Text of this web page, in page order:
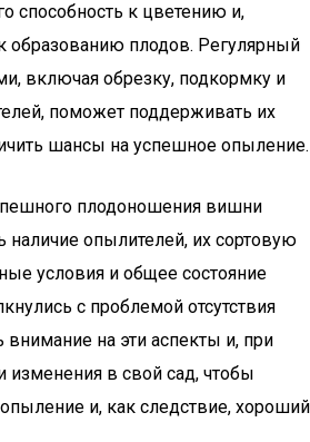
способность к цветению и,
образованию плодов. Регулярный
включая обрезку, подкормку и
поможет поддерживать их
шансы на успешное опыление.
плодоношения вишни
наличие опылителей, их сортовую
условия и общее состояние
с проблемой отсутствия
внимание на эти аспекты и, при
изменения в свой сад, чтобы
и, как следствие, хороший